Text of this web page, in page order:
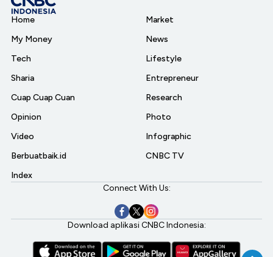
Home
My Money
Tech
Sharia
Cuap Cuap Cuan
Opinion
Video
Berbuatbaik.id
Index
Market
News
Lifestyle
Entrepreneur
Research
Photo
Infographic
CNBC TV
Connect With Us:
Download aplikasi CNBC Indonesia: